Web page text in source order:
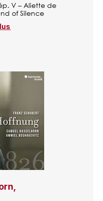
V – Aliette de
of Silence